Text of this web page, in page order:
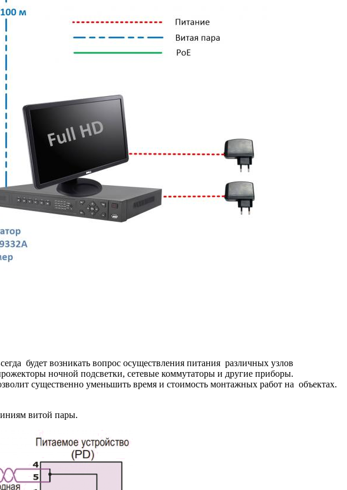
будет возникать вопрос осуществления питания различных узлов
ночной подсветки, сетевые коммутаторы и другие приборы.
существенно уменьшить время и стоимость монтажных работ на объектах.
витой пары.